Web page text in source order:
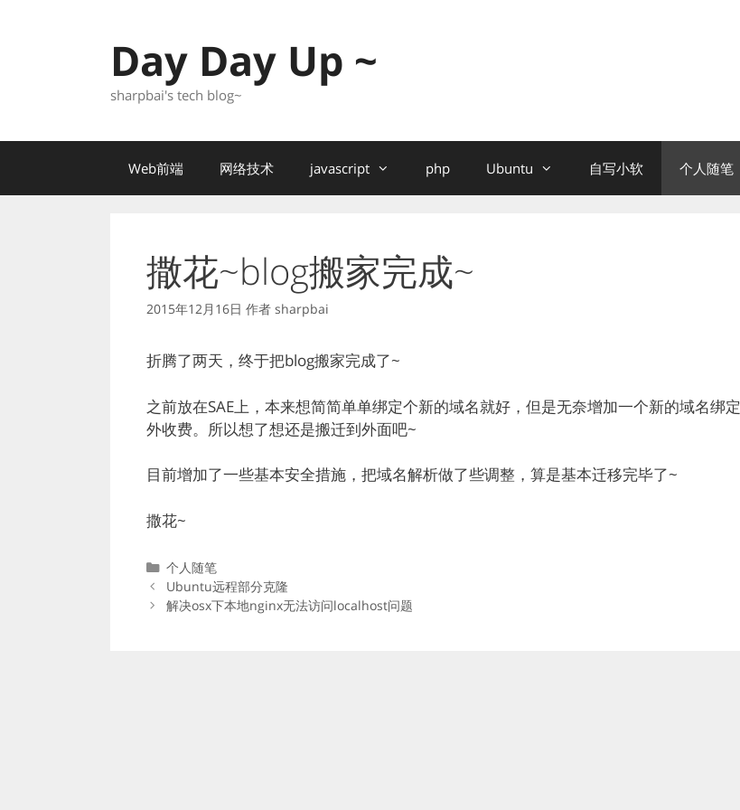
Day Day Up ~
sharpbai's tech blog~
Web前端 网络技术 javascript php Ubuntu 自写小软 个人随笔
撒花~blog搬家完成~
2015年12月16日 作者 sharpbai
折腾了两天，终于把blog搬家完成了~
之前放在SAE上，本来想简简单单绑定个新的域名就好，但是无奈增加一个新的域名绑
外收费。所以想了想还是搬迁到外面吧~
目前增加了一些基本安全措施，把域名解析做了些调整，算是基本迁移完毕了~
撒花~
分
类
个人随笔
Ubuntu远程部分克隆
解决osx下本地nginx无法访问localhost问题